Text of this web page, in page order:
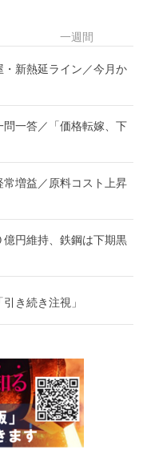
新熱延ライン／今月か
一答／「価格転嫁、下
増益／原料コスト上昇
円維持、鉄鋼は下期黒
き続き注視」
一週間